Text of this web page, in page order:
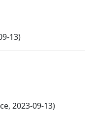
13)
2023-09-13)